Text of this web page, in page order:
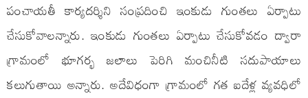
పంచాయతీ కార్యదర్శిని సంప్రదించి ఇంకుడు గుంతలు ఏర్పాటు
చేసుకోవాలన్నారు. ఇంకుడు గుంతలు ఏర్పాటు చేసుకోవడం ద్వారా
గ్రామంలో భూగర్భ జలాలు పెరిగి మంచినీటి సదుపాయాలు
కలుగుతాయి అన్నారు. అదేవిధంగా గ్రామంలో గత ఐదేళ్ల వ్యవధిలో